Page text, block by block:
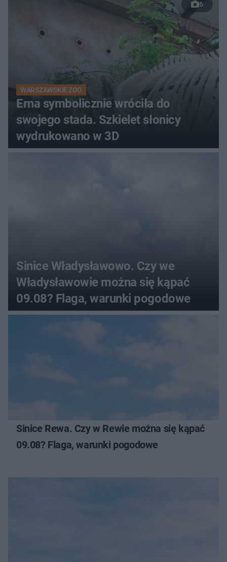
6
WARSZAWSKIE ZOO
Erna symbolicznie wróciła do
swojego stada. Szkielet słonicy
wydrukowano w 3D
Sinice Władysławowo. Czy we
Władysławowie można się kąpać
09.08? Flaga, warunki pogodowe
Sinice Rewa. Czy w Rewie można się kąpać
09.08? Flaga, warunki pogodowe